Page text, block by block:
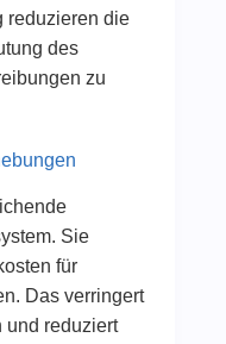
reduzieren die
des
zu
Sie
für
Das verringert
und reduziert